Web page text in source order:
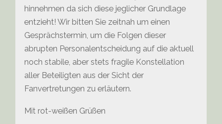
hinnehmen da sich diese jeglicher Grundlage
entzieht! Wir bitten Sie zeitnah um einen
Gesprächstermin, um die Folgen dieser
abrupten Personalentscheidung auf die aktuell
noch stabile, aber stets fragile Konstellation
aller Beteiligten aus der Sicht der
Fanvertretungen zu erläutern.
Mit rot-weißen Grüßen